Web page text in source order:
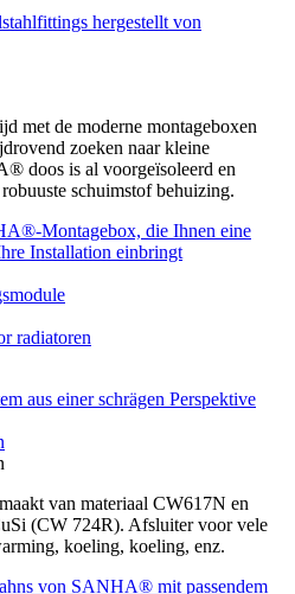
met de moderne montageboxen
zoeken naar kleine
doos is al voorgeïsoleerd en
schuimstof behuizing.
radiatoren
van materiaal CW617N en
(CW 724R). Afsluiter voor vele
koeling, koeling, enz.